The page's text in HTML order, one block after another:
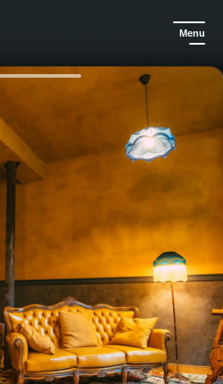
Menu
Atypisch verblijf met privé jacuzzi